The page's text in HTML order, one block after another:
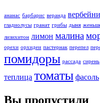
ананас барбарис веранда
гладиолусы гранат грибы дыня
лизихитон лимон малина
орехи орхидеи пастернак перепел
помидоры рассада сирень
теплица томаты фасоль
Вы пропустили